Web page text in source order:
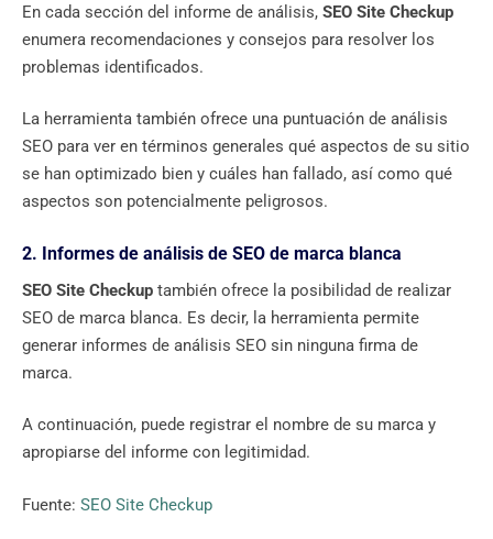
En cada sección del informe de análisis, SEO Site Checkup
enumera recomendaciones y consejos para resolver los
problemas identificados.
La herramienta también ofrece una puntuación de análisis
SEO para ver en términos generales qué aspectos de su sitio
se han optimizado bien y cuáles han fallado, así como qué
aspectos son potencialmente peligrosos.
2. Informes de análisis de SEO de marca blanca
SEO Site Checkup también ofrece la posibilidad de realizar
SEO de marca blanca. Es decir, la herramienta permite
generar informes de análisis SEO sin ninguna firma de
marca.
A continuación, puede registrar el nombre de su marca y
apropiarse del informe con legitimidad.
Fuente: SEO Site Checkup